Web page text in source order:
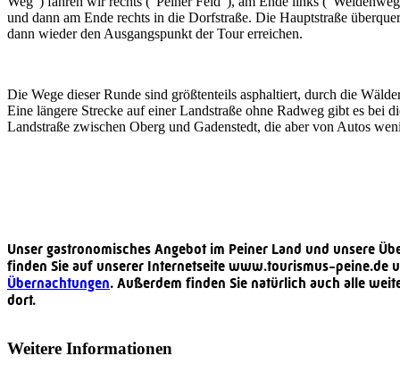
und dann am Ende rechts in die Dorfstraße. Die Hauptstraße
dann wieder den Ausgangspunkt der Tour erreichen.
Die Wege dieser Runde sind größtenteils asphaltiert, durch die
Eine längere Strecke auf einer Landstraße ohne Radweg gibt es bei
Landstraße zwischen Oberg und Gadenstedt, die aber von Autos
Unser gastronomisches Angebot im Peiner Land und unsere
finden Sie auf unserer Internetseite www.tourismus-peine.de
Übernachtungen. Außerdem finden Sie natürlich auch alle
dort.
Weitere Informationen